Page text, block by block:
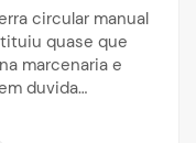
circular manual
quase que
marcenaria e
duvida…